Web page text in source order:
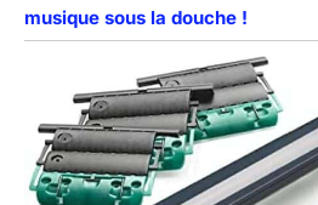
musique sous la douche !